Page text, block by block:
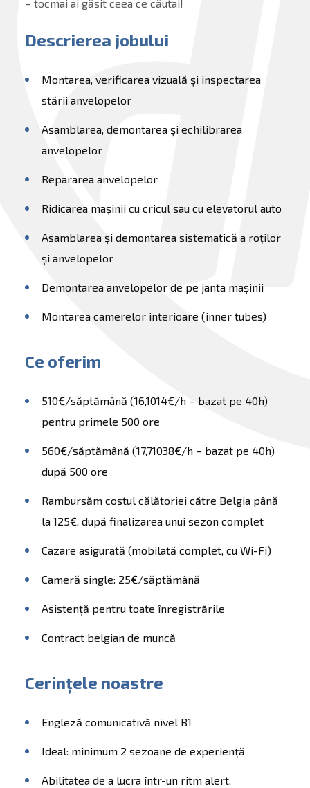
– tocmai ai găsit ceea ce căutai!
Descrierea jobului
Montarea, verificarea vizuală și inspectarea
stării anvelopelor
Asamblarea, demontarea și echilibrarea
anvelopelor
Repararea anvelopelor
Ridicarea mașinii cu cricul sau cu elevatorul auto
Asamblarea și demontarea sistematică a roților
și anvelopelor
Demontarea anvelopelor de pe janta mașinii
Montarea camerelor interioare (inner tubes)
Ce oferim
510€/săptămână (16,1014€/h – bazat pe 40h)
pentru primele 500 ore
560€/săptămână (17,71038€/h – bazat pe 40h)
după 500 ore
Rambursăm costul călătoriei către Belgia până
la 125€, după finalizarea unui sezon complet
Cazare asigurată (mobilată complet, cu Wi-Fi)
Cameră single: 25€/săptămână
Asistență pentru toate înregistrările
Contract belgian de muncă
Cerințele noastre
Engleză comunicativă nivel B1
Ideal: minimum 2 sezoane de experiență
Abilitatea de a lucra într-un ritm alert,